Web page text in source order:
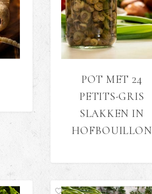
POT MET 24
PETITS-GRIS
SLAKKEN IN
HOFBOUILLON